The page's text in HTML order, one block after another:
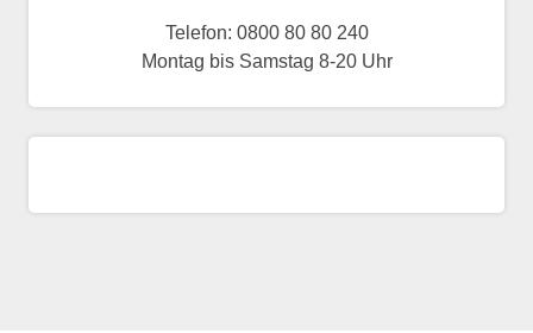
Telefon: 0800 80 80 240
Montag bis Samstag 8-20 Uhr